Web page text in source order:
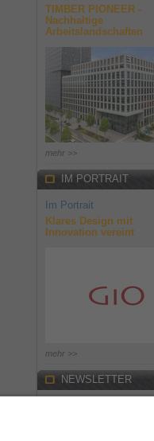
TIMBER PIONEER -
Nachhaltige
Arbeitslandschaften
mehr >>
IM PORTRAIT
Im Portrait
Klares Design mit
Innovation vereint
mehr >>
NEWSLETTER